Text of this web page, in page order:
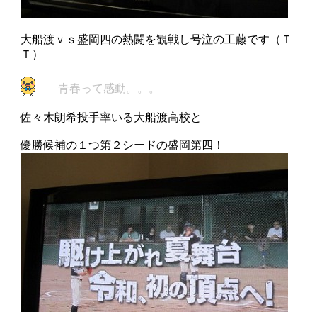
大船渡ｖｓ盛岡四の熱闘を観戦し号泣の工藤です（Ｔ
Ｔ）
青春って感動。。。
佐々木朗希投手率いる大船渡高校と
優勝候補の１つ第２シードの盛岡第四！